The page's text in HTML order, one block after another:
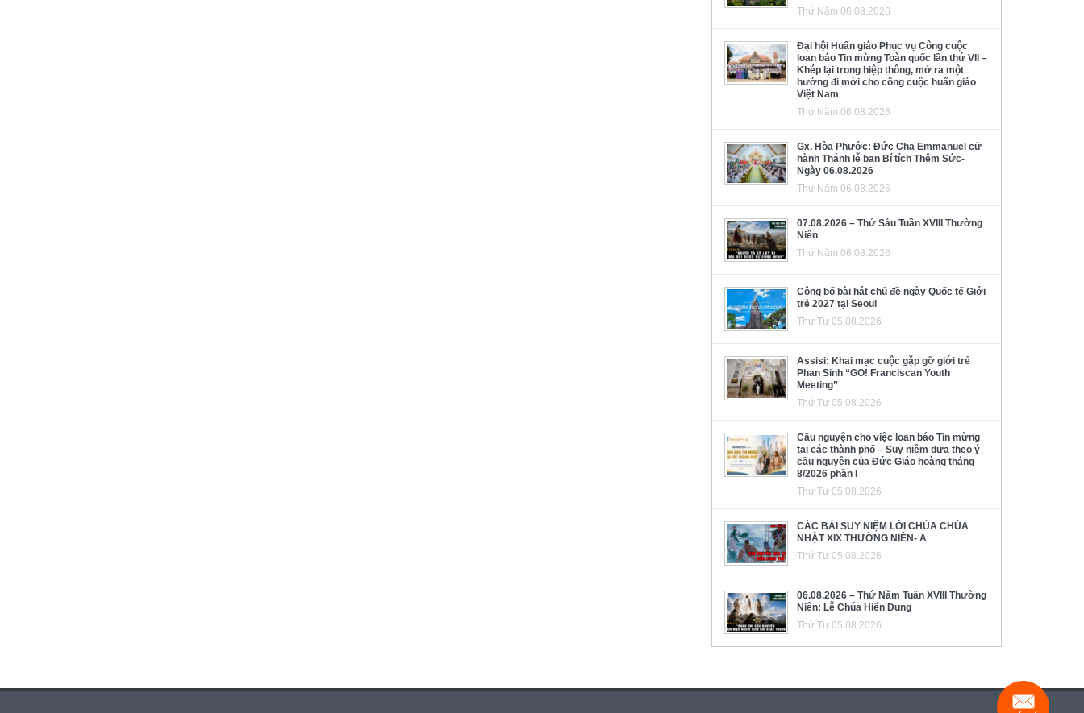
Thứ Năm 06.08.2026
Đại hội Huấn giáo Phục vụ Công cuộc
loan báo Tin mừng Toàn quốc lần thứ VII –
Khép lại trong hiệp thông, mở ra một
hướng đi mới cho công cuộc huấn giáo
Việt Nam
Thứ Năm 06.08.2026
Gx. Hòa Phước: Đức Cha Emmanuel cử
hành Thánh lễ ban Bí tích Thêm Sức-
Ngày 06.08.2026
Thứ Năm 06.08.2026
07.08.2026 – Thứ Sáu Tuần XVIII Thường
Niên
Thứ Năm 06.08.2026
Công bố bài hát chủ đề ngày Quốc tế Giới
trẻ 2027 tại Seoul
Thứ Tư 05.08.2026
Assisi: Khai mạc cuộc gặp gỡ giới trẻ
Phan Sinh “GO! Franciscan Youth
Meeting”
Thứ Tư 05.08.2026
Cầu nguyện cho việc loan báo Tin mừng
tại các thành phố – Suy niệm dựa theo ý
cầu nguyện của Đức Giáo hoàng tháng
8/2026 phần I
Thứ Tư 05.08.2026
CÁC BÀI SUY NIỆM LỜI CHÚA CHÚA
NHẬT XIX THƯỜNG NIÊN- A
Thứ Tư 05.08.2026
06.08.2026 – Thứ Năm Tuần XVIII Thường
Niên: Lễ Chúa Hiển Dung
Thứ Tư 05.08.2026